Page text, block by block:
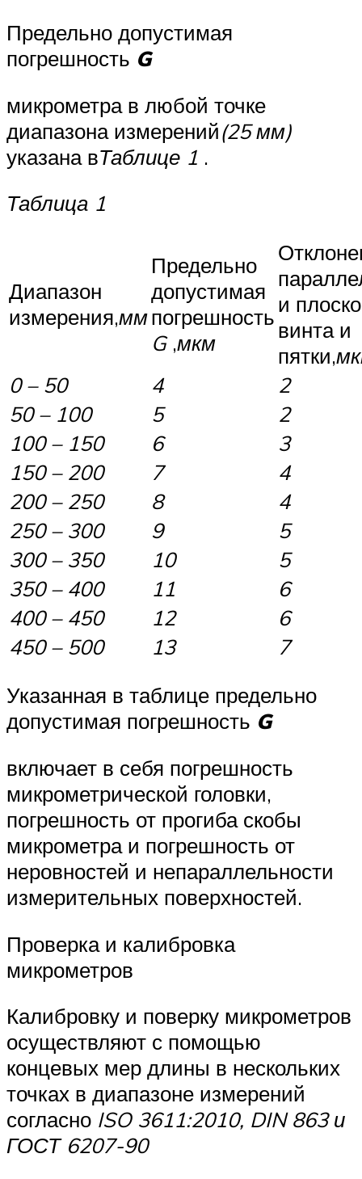
Предельно допустимая
погрешность G
микрометра в любой точке
диапазона измерений(25 мм)
указана вТаблице 1 .
Таблица 1
Диапазон
измерения,мм
Предельно
допустимая
погрешность
G,мкм
и
винта и
пятки,
0 – 50
4
2
50 – 100
5
2
100 – 150
6
3
150 – 200
7
4
200 – 250
8
4
250 – 300
9
5
300 – 350
10
5
350 – 400
11
6
400 – 450
12
6
450 – 500
13
7
Указанная в таблице предельно
допустимая погрешность G
включает в себя погрешность
микрометрической головки,
погрешность от прогиба скобы
микрометра и погрешность от
неровностей и непараллельности
измерительных поверхностей.
Проверка и калибровка
микрометров
Калибровку и поверку микрометров
осуществляют с помощью
концевых мер длины в нескольких
точках в диапазоне измерений
согласно ISO 3611:2010, DIN 863 и
ГОСТ 6207-90